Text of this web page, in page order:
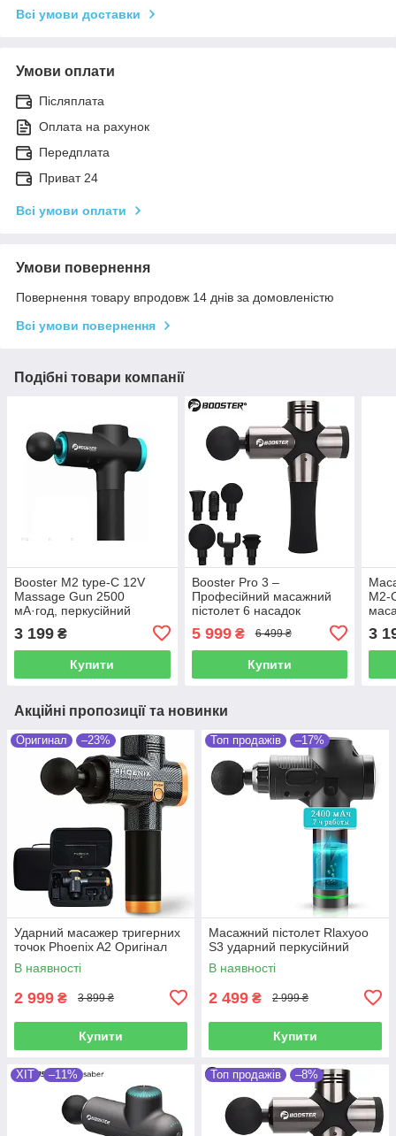
Всі умови доставки
Умови оплати
Післяплата
Оплата на рахунок
Передплата
Приват 24
Всі умови оплати
Умови повернення
Повернення товару впродовж 14 днів за домовленістю
Всі умови повернення
Подібні товари компанії
Booster М2 type-C 12V
Massage Gun 2500
мА·год, перкусійний
масажер тригерних точок
3 199 ₴
Купити
Booster Pro 3 –
Професійний масажний
пістолет 6 насадок
5 999₴ 6 499 ₴
Купити
M2-
3
Акційні пропозиції та новинки
Оригинал –23%
Ударний масажер тригерних
точок Phoenix A2 Оригінал
В наявності
2 999 ₴ 3 899 ₴
Купити
Топ продажів –17%
Масажний пістолет Rlaxyoo
S3 ударний перкусійний
В наявності
2 499 ₴ 2 999 ₴
Купити
ХІТ –11% Топ продажів –8%